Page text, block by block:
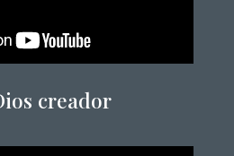
creador